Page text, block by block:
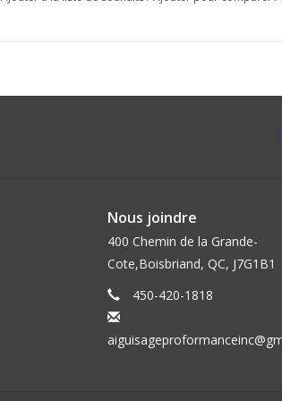
Nous joindre
400 Chemin de la Grande-
Cote,Boisbriand, QC, J7G1B1
450-420-1818